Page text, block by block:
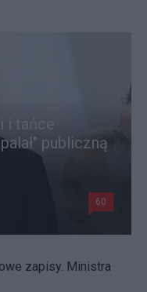
i tańce
publiczną
60
zapisy. Ministra